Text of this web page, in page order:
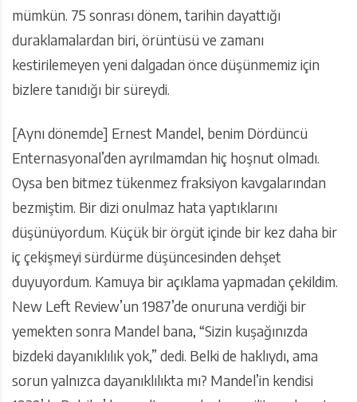
mümkün. 75 sonrası dönem, tarihin dayattığı
duraklamalardan biri, örüntüsü ve zamanı
kestirilemeyen yeni dalgadan önce düşünmemiz için
bizlere tanıdığı bir süreydi.
[Aynı dönemde] Ernest Mandel, benim Dördüncü
Enternasyonal’den ayrılmamdan hiç hoşnut olmadı.
Oysa ben bitmez tükenmez fraksiyon kavgalarından
bezmiştim. Bir dizi onulmaz hata yaptıklarını
düşünüyordum. Küçük bir örgüt içinde bir kez daha bir
iç çekişmeyi sürdürme düşüncesinden dehşet
duyuyordum. Kamuya bir açıklama yapmadan çekildim.
New Left Review’un 1987’de onuruna verdiği bir
yemekten sonra Mandel bana, “Sizin kuşağınızda
bizdeki dayanıklılık yok,” dedi. Belki de haklıydı, ama
sorun yalnızca dayanıklılıkta mı? Mandel’in kendisi